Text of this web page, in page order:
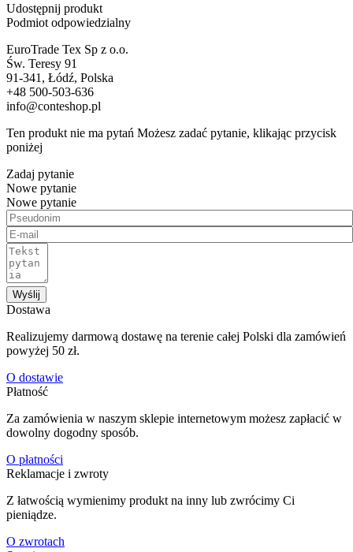
Udostępnij produkt
Podmiot odpowiedzialny
EuroTrade Tex Sp z o.o.
Św. Teresy 91
91-341, Łódź, Polska
+48 500-503-636
info@conteshop.pl
Ten produkt nie ma pytań Możesz zadać pytanie, klikając przycisk
poniżej
Zadaj pytanie
Nowe pytanie
Nowe pytanie
Wyślij
Dostawa
Realizujemy darmową dostawę na terenie całej Polski dla zamówień
powyżej 50 zł.
O dostawie
Płatność
Za zamówienia w naszym sklepie internetowym możesz zapłacić w
dowolny dogodny sposób.
O płatności
Reklamacje i zwroty
Z łatwością wymienimy produkt na inny lub zwrócimy Ci
pieniądze.
O zwrotach